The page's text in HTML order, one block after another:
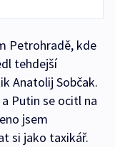
Petrohradě, kde
tehdejší
Anatolij Sobčak.
Putin se ocitl na
jsem
si jako taxikář.